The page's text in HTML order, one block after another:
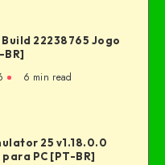
22238765 Jogo
BR]
6 min read
25 v1.18.0.0
PC [PT-BR]